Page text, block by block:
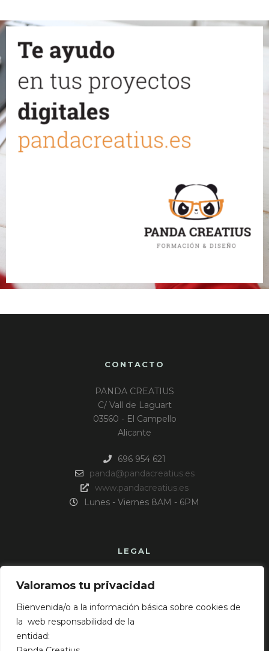
Valoramos tu privacidad
Bienvenida/o a la información básica sobre cookies de
la web responsabilidad de la
entidad:
CONTACTO
PANDA CREATIUS
C/ Vall de Laguart
03560 - El Campello
Alicante
696 954 621
panda@pandacreatius.es
www.pandacreatius.es
Lunes - Viernes 8AM - 6PM
LEGAL
Política de cookies
Política de privacidad